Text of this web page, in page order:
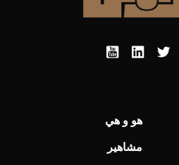
هو و هي
مشاهير